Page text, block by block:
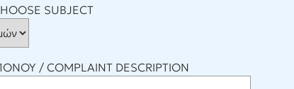
SUBJECT
/ COMPLAINT DESCRIPTION